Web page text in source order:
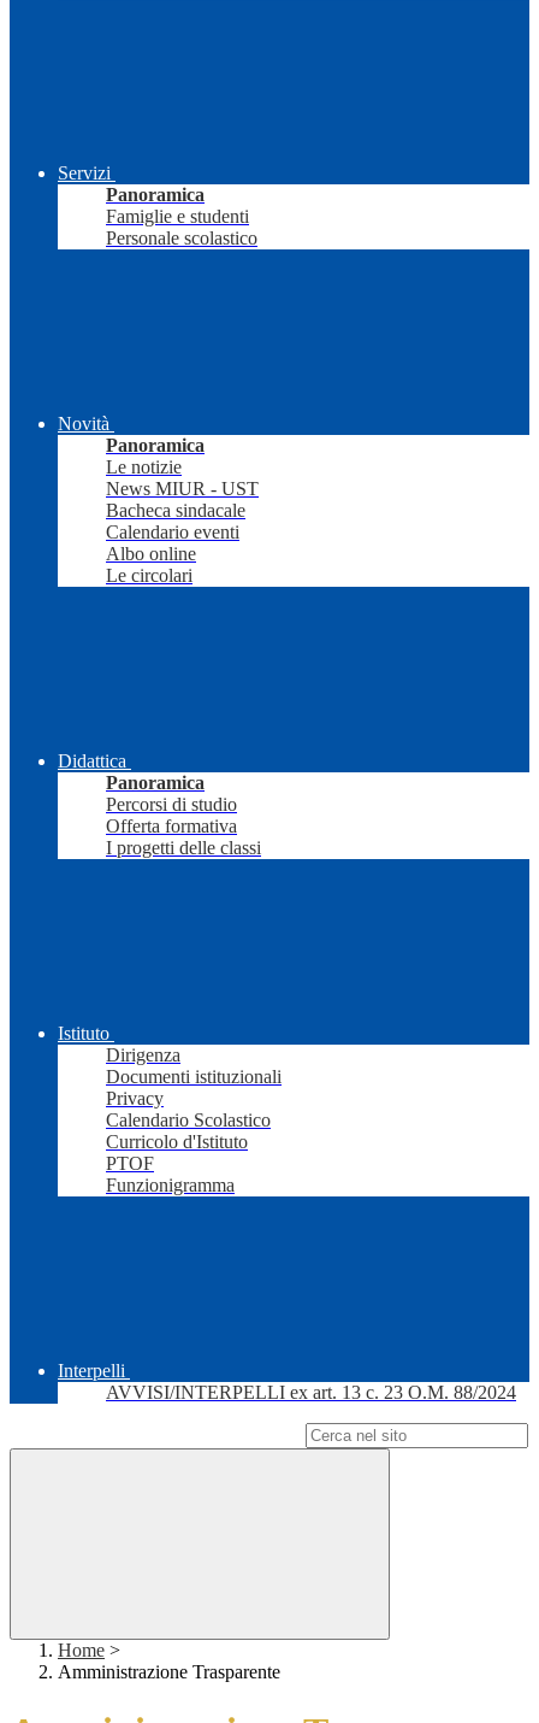
Servizi
Panoramica
Famiglie e studenti
Personale scolastico
Novità
Panoramica
Le notizie
News MIUR - UST
Bacheca sindacale
Calendario eventi
Albo online
Le circolari
Didattica
Panoramica
Percorsi di studio
Offerta formativa
I progetti delle classi
Istituto
Dirigenza
Documenti istituzionali
Privacy
Calendario Scolastico
Curricolo d'Istituto
PTOF
Funzionigramma
Interpelli
AVVISI/INTERPELLI ex art. 13 c. 23 O.M. 88/2024
Home >
Amministrazione Trasparente